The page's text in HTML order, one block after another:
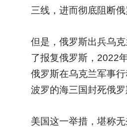
三线，进而彻底阻断俄
但是，俄罗斯出兵乌
了报复俄罗斯，2022
俄罗斯在乌克兰军事
波罗的海三国封死俄
美国这一举措，堪称